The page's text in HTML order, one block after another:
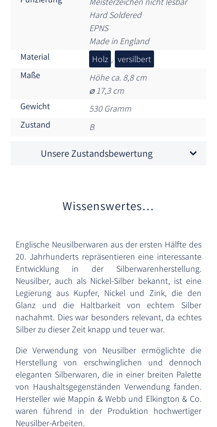
Hard Soldered
EPNS
Made in England
Material
Holz , versilbert
Maße
Höhe ca. 8,8 cm
⌀ 17,3 cm
Gewicht
530 Gramm
Zustand
B
Unsere Zustandsbewertung
Wissenswertes…
Englische Neusilberwaren aus der ersten Hälfte des
20. Jahrhunderts repräsentieren eine interessante
Entwicklung in der Silberwarenherstellung.
Neusilber, auch als Nickel-Silber bekannt, ist eine
Legierung aus Kupfer, Nickel und Zink, die den
Glanz und die Haltbarkeit von echtem Silber
nachahmt. Dies war besonders relevant, da echtes
Silber zu dieser Zeit knapp und teuer war.
Die Verwendung von Neusilber ermöglichte die
Herstellung von erschwinglichen und dennoch
eleganten Silberwaren, die in einer breiten Palette
von Haushaltsgegenständen Verwendung fanden.
Hersteller wie Mappin & Webb und Elkington & Co.
waren führend in der Produktion hochwertiger
Neusilber-Arbeiten.